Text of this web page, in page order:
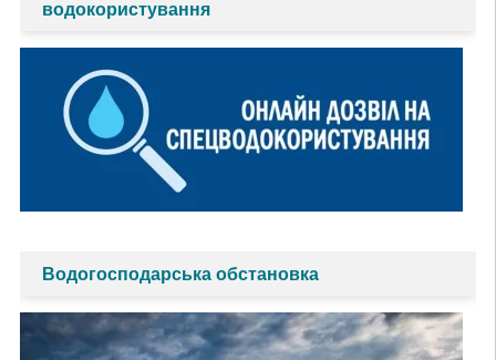
водокористування
Водогосподарська обстановка